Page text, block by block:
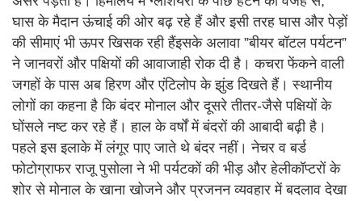
घास के मैदान ऊंचाई की ओर बढ़ रहे हैं और इसी तरह घास और पेड़ों
की सीमाएं भी ऊपर खिसक रही हैंइसके अलावा ”बीयर बॉटल पर्यटन”
ने जानवरों और पक्षियों की आवाजाही रोक दी है। कचरा फेंकने वाली
जगहों के पास अब हिरण और एंटिलोप के झुंड दिखते हैं। स्थानीय
लोगों का कहना है कि बंदर मोनाल और दूसरे तीतर-जैसे पक्षियों के
घोंसले नष्ट कर रहे हैं। हाल के वर्षों में बंदरों की आबादी बढ़ी है।
पहले इस इलाके में लंगूर पाए जाते थे बंदर नहीं। नेचर व बर्ड
फोटोग्राफर राजू पुसोला ने भी पर्यटकों की भीड़ और हेलीकॉप्टरों के
शोर से मोनाल के खाना खोजने और प्रजनन व्यवहार में बदलाव देखा